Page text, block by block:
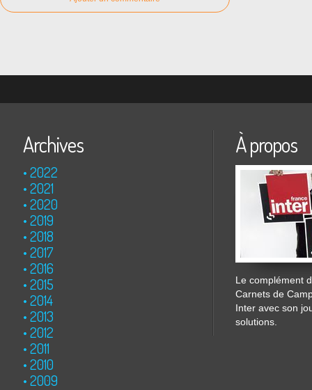
Archives
2022
2021
2020
2019
2018
2017
2016
2015
2014
2013
2012
2011
2010
2009
À propos
Le complément
Carnets de
Inter avec son
solutions.